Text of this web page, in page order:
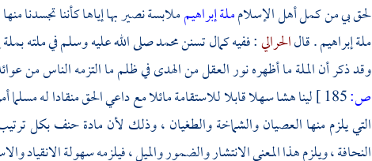
لحق بي من كمل أهل الإسلامملة إبراهيمملابسة نصير بها إياها كأننا تجسدنا
ملةإبراهيم. قالالحرالي: ففيه كمال تسننمحمدصلى الله عليه وسلم في ملته بملة
وقد ذكر أن الملة ما أظهره نور العقل من الهدى في ظلم ما التزمه الناس من
ص:
لينا هشا سهلا قابلا للاستقامة مائلا مع داعي الحق منقادا له
التي يلزم منها العصيان والشماخة والطغيان ، وذلك لأن مادة حنف بكل
النحافة ، ويلزم هذا المعنى الانتشار والضمور والميل ، فيلزمه سهولة الانقياد